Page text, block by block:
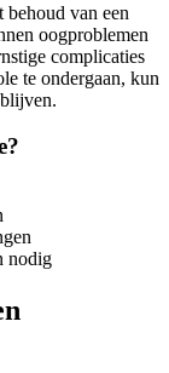
behoud van een
oogproblemen
complicaties
te ondergaan, kun
nodig